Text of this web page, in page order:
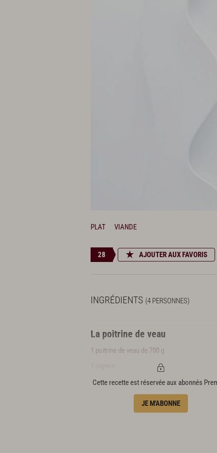
PLAT VIANDE
28 AJOUTER AUX FAVORIS
INGRÉDIENTS (4 PERSONNES)
La poitrine de veau
1 poitrine de veau de 700 g
1 carotte
Cette recette est réservée aux abonnés
JE M'ABONNE